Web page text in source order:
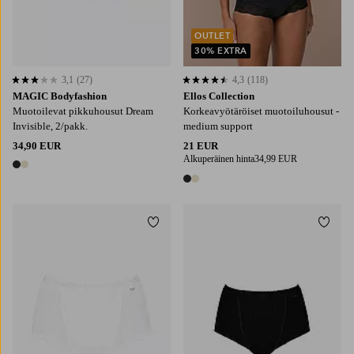
MAGIC Bodyfashion
Muotoilevat pikkuhousut Dream
Invisible, 2/pakk.
34,90 EUR
2 värejä
3,1 perustuen 27 arvosanaan
3,1 (27)
Ellos Collection
Korkeavyötäröiset muotoiluhousut -
medium support
21 EUR
Alkuperäinen hinta34,99 EUR
2 värejä
4,3 perustuen 118 arvosanaan
4,3 (118)
OUTLET
30% EXTRA
Lisää suosikkeihin